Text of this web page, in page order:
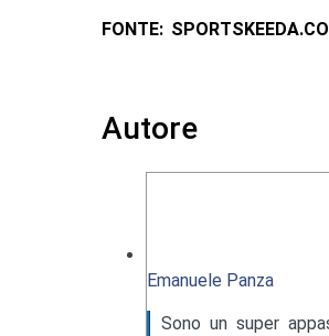
FONTE:
Autore
Emanuele Panza
Sono un super